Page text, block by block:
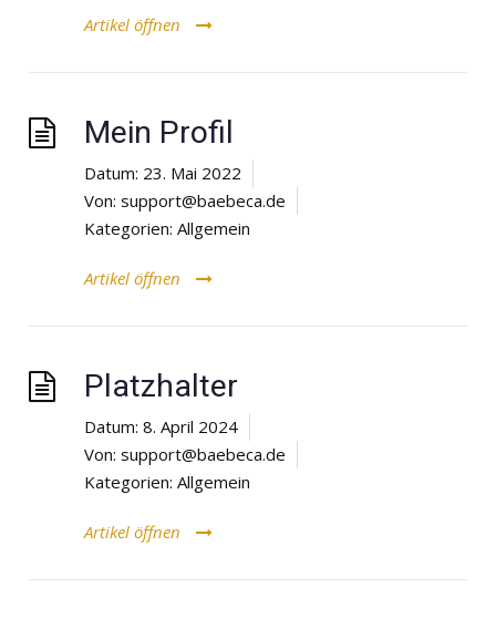
Artikel öffnen
Mein Profil
Datum: 23. Mai 2022
Von: support@baebeca.de
Kategorien: Allgemein
Artikel öffnen
Platzhalter
Datum: 8. April 2024
Von: support@baebeca.de
Kategorien: Allgemein
Artikel öffnen